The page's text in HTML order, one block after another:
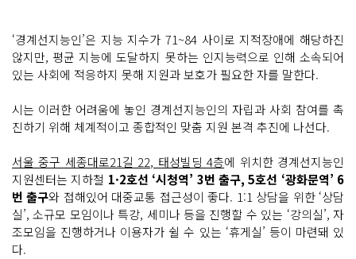
‘경계선지능인’은 지능 지수가 71~84 사이로 지적장애에 해당하진
않지만, 평균 지능에 도달하지 못하는 인지능력으로 인해 소속되어
있는 사회에 적응하지 못해 지원과 보호가 필요한 자를 말한다.
시는 이러한 어려움에 놓인 경계선지능인의 자립과 사회 참여를 촉
진하기 위해 체계적이고 종합적인 맞춤 지원 본격 추진에 나선다.
서울 중구 세종대로21길 22, 태성빌딩 4층에 위치한 경계선지능인
지원센터는 지하철 1·2호선 ‘시청역’ 3번 출구, 5호선 ‘광화문역’ 6
번 출구와 접해있어 대중교통 접근성이 좋다. 1:1 상담을 위한 ‘상담
실’, 소규모 모임이나 특강, 세미나 등을 진행할 수 있는 ‘강의실’, 자
조모임을 진행하거나 이용자가 쉴 수 있는 ‘휴게실’ 등이 마련돼 있
다.